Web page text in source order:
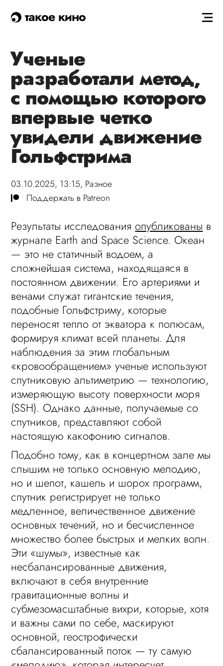
такое кино
Ученые
разработали метод,
с помощью которого
впервые четко
увидели движение
Гольфстрима
03.10.2025, 13:15, Разное
Поддержать в Patreon
Результаты исследования опубликованы в
журнале Earth and Space Science. Океан
— это не статичный водоем, а
сложнейшая система, находящаяся в
постоянном движении. Его артериями и
венами служат гигантские течения,
подобные Гольфстриму, которые
переносят тепло от экватора к полюсам,
формируя климат всей планеты. Для
наблюдения за этим глобальным
«кровообращением» ученые используют
спутниковую альтиметрию — технологию,
измеряющую высоту поверхности моря
(SSH). Однако данные, получаемые со
спутников, представляют собой
настоящую какофонию сигналов.
Подобно тому, как в концертном зале мы
слышим не только основную мелодию,
но и шепот, кашель и шорох программ,
спутник регистрирует не только
медленное, величественное движение
основных течений, но и бесчисленное
множество более быстрых и мелких волн.
Эти «шумы», известные как
несбалансированные движения,
включают в себя внутренние
гравитационные волны и
субмезомасштабные вихри, которые, хотя
и важны сами по себе, маскируют
основной, геострофически
сбалансированный поток — ту самую